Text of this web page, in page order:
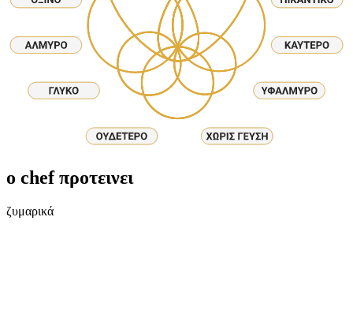
ο chef προτεινει
ζυμαρικά